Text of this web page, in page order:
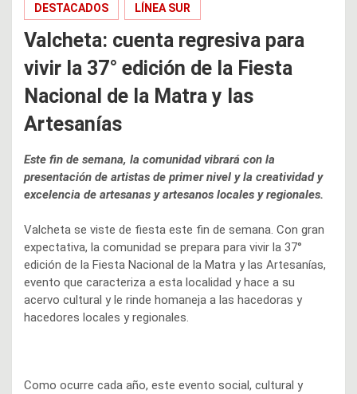
DESTACADOS LÍNEA SUR
Valcheta: cuenta regresiva para
vivir la 37° edición de la Fiesta
Nacional de la Matra y las
Artesanías
Este fin de semana, la comunidad vibrará con la
presentación de artistas de primer nivel y la creatividad y
excelencia de artesanas y artesanos locales y regionales.
Valcheta se viste de fiesta este fin de semana. Con gran
expectativa, la comunidad se prepara para vivir la 37°
edición de la Fiesta Nacional de la Matra y las Artesanías,
evento que caracteriza a esta localidad y hace a su
acervo cultural y le rinde homaneja a las hacedoras y
hacedores locales y regionales.
Como ocurre cada año, este evento social, cultural y